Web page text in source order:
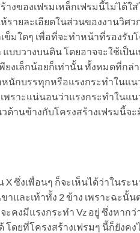
งของเฟรมเหล็กเฟรมนี้ไม่ได้ใ
ายละเอียดในส่วนของงานวิศว
มใดๆ เพื่อที่จะทำหน้าที่รองรับโ
บบวางบนดิน โดยอาจจะใช้เป็
งเล็กน้อยก็เท่านั้น ทั้งหมดที่กล่
หนักบรรทุกหรือแรงกระทำในแ
พราะแน่นอนว่าแรงกระทำในแ
ด้านข้างกับโครงสร้างเฟรมนี้จ
ซึ่งเพื่อนๆ ก็จะเห็นได้ว่าในร
และเท้าทั้ง 2 ข้าง เพราะฉะนั้
คงมีแรงกระทำ Vz อยู่ ซึ่งหาก
ดยที่โครงสร้างเฟรมๆ นี้ก็ยังค